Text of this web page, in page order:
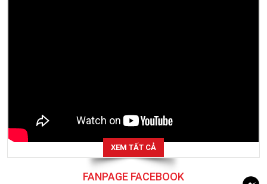
XEM TẤT CẢ
FANPAGE FACEBOOK